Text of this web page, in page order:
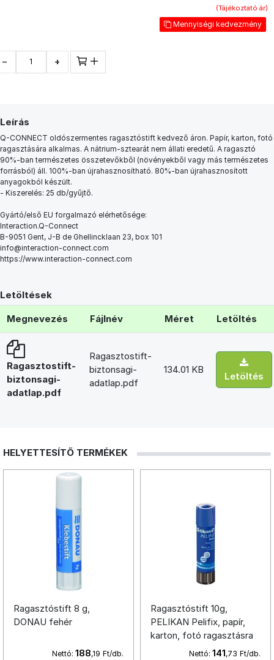
(Tájékoztató ár)
Mennyiségi kedvezmény
− +
Leírás
Q-CONNECT oldószermentes ragasztóstift kedvező áron. Papír, karton, fotó
ragasztására alkalmas. A nátrium-sztearát nem állati eredetű. A ragasztó
90%-ban természetes összetevőkből (növényekből vagy más természetes
forrásból) áll. 100%-ban újrahasznosítható. 80%-ban újrahasznosított
anyagokból készült.
- Kiszerelés: 25 db/gyűjtő.
Gyártó/első EU forgalmazó elérhetősége:
Interaction.Q-Connect
B-9051 Gent, J-B de Ghellincklaan 23, box 101
info@interaction-connect.com
https://www.interaction-connect.com
Letöltések
Megnevezés Fájlnév Méret Letöltés
Ragasztostift-
biztonsagi-
adatlap.pdf
Ragasztostift-
biztonsagi-
adatlap.pdf
134.01 KB
Letöltés
HELYETTESÍTŐ TERMÉKEK
Ragasztóstift 8 g,
DONAU fehér
Nettó: 188,19 Ft/db.
Ragasztóstift 10g,
PELIKAN Pelifix, papír,
karton, fotó ragasztásra
Nettó: 141,73 Ft/db.